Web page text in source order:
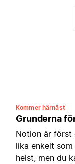
Kommer härnäst
Grunderna
Notion är först
lika enkelt
helst, men du